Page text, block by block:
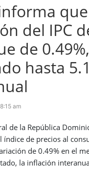
del IPC
de 0.49%,
hasta
am
de la República
índice de precios al
de 0.49% en el
la inflación